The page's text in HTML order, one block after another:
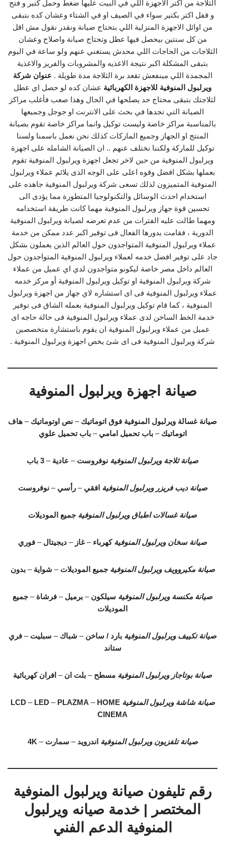
الثلاجة من اكتر الاجهزة اللي في البيت عليها ضغط وحمل كتير و فتح
و قفل اكتر بكتير سواء في الصيف او في الشتاء وعشان كده بتبقى
من اوائل الاجهزة المنزلية اللي بتحتاج صيانة ونقدر نقول مش اقل
من كل سنتين بيحصل فيها عطل وتحتاج صيانة واصلاح وعشان
الثلاجات من الحاجات اللي محدش يستغني عنهم ولو ساعة في اليوم
بتبقى المشكلة اكبر نتيجة الاغذيه والمشروبات والفريز والاغذية
المجمدة اللي مينفعش تقعد برة الثلاجة مدة طويلة . عنوان شركة
ويرلبول المنوفية للاجهزة الكهربائية عشان كده لو حصل اي عطل
لثلاجتك بتبقى محتاج حد يصلحها في الحال وهذا صعب فأغلب مراكز
الصيانة التي تجدها في بحث على الانترنت او جوجل وجميعها
بالمناسبة مراكز خاصة وليست توكيل وانما مراكز خاصة تقوم بصيانة
المنتج او الجهاز وجميع الماركات كذلك نحن نعمل باسمنا ولسنا
توكيل للماركة ولكننا نختلف عنهم .. ان الصيانة الشامله على اجهزة
ويرلبول المنوفية من حين لاخر تجعل اجهزة ويرلبول المنوفية تقوم
بعملها بشكل افضل وقوه اعلى على الوجه الذى يلائم عملاء ويرلبول
المنوفية المتميزون لذلك تسعى شركة ويرلبول المنوفية جاهده على
استخدام احدث الوسائل والتكنولوجيا المتطورة مما يؤدى الى
تحسين قوة جهاز ويرلبول المنوفية مهما كانت طريقة استخدامه
ومهما طالت عليه الفترات من عدم تعرضه لصيانة ويرلبول المنوفية
الدورية ، فقامت بدورها الفعال فى توفير اكبر عدد ممكن من خدمة
عملاء ويرلبول المنوفية المتواجدون حول العالم الذين يعملون بشكل
جاد على توفير افضل خدمه لعملاء ويرلبول المنوفية المتواجدون حول
العالم داخل مصر خاصة ليكونو متواجدون لدي اي عميل من عملاء
شركة ويرلبول المنوفية او توكيل ويرلبول المنوفية أو مركز خدمه
عملاء ويرلبول المنوفية فى اى استشاره لاي جهاز من اجهزة ويرلبول
المنوفية ، كما قام توكيل ويرلبول المنوفية بعمله الشاق فى توفير
خدمة الخط الساخن لدى عملاء ويرلبول المنوفية فى حالة حاجه اى
عميل من عملاء ويرلبول المنوفية ان يقوم باستشارة متخصصين
شركة ويرلبول المنوفية فى اى شئ يخص اجهزة ويرلبول المنوفية .
صيانة اجهزة ويرلبول المنوفية
صيانة غسالة ويرلبول المنوفية فوق اتوماتيك – نص اوتوماتيك – هاف
اتوماتيك –باب تحميل امامي –باب تحميل علوي
صيانة ثلاجة ويرلبول المنوفية نوفروست – عادية – 3 باب
صيانة ديب فريزر ويرلبول المنوفية افقي –رأسي –نوفروست
صيانة غسالات اطباق ويرلبول المنوفية جميع الموديلات
صيانة سخان ويرلبول المنوفية كهرباء – غاز – ديجيتال – فوري
صيانة مكيروويف ويرلبول المنوفية جميع الموديلات – شواية –بدون
صيانة مكنسة ويرلبول المنوفية سيلكون – برميل – فرشاة – جميع
الموديلات
صيانة تكييف ويرلبول المنوفية بارد / ساخن – شباك – سبليت – فري
ستاند
صيانة بوتاجاز ويرلبول المنوفية مسطح – بلت ان – افران كهربائية
صيانة شاشة ويرلبول المنوفية LCD– LED– PLAZMA – HOME
CINEMA
صيانة تلفزيون ويرلبول المنوفية اندرويد – سمارت –
4K
رقم تليفون صيانة ويرلبول المنوفية
المختصر | خدمة صيانه ويرلبول
المنوفية الدعم الفني